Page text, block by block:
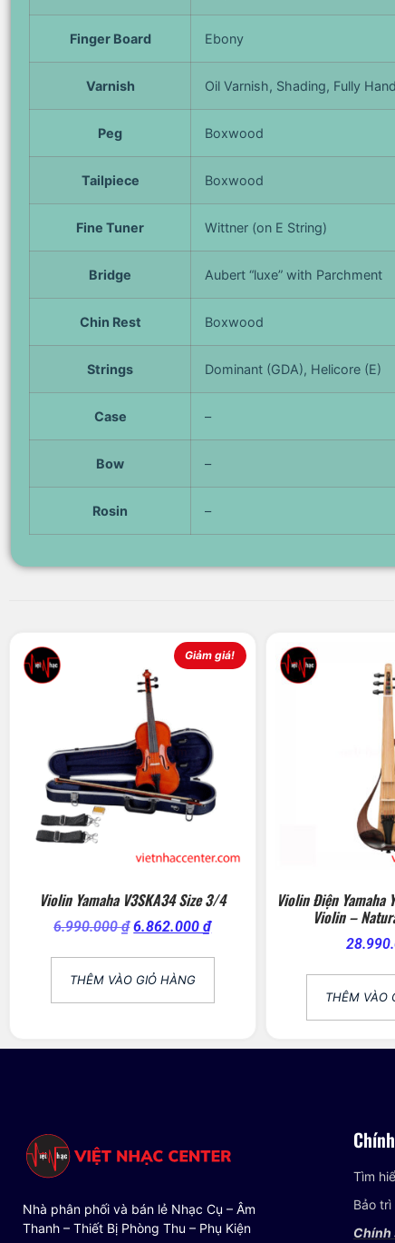
Finger Board Ebony
Varnish Oil Varnish, Shading, Fully
Peg Boxwood
Tailpiece Boxwood
Fine Tuner Wittner (on E String)
Bridge Aubert “luxe” with Parchment
Chin Rest Boxwood
Strings Dominant (GDA), Helicore (E)
Case –
Bow –
Rosin –
Giảm giá!
Violin Yamaha V3SKA34 Size 3/4
6.990.000₫ 6.862.000₫
THÊM VÀO GIỎ HÀNG
Violin Điện Yamaha
Violin –
THÊM VÀO
Nhà phân phối và bán lẻ Nhạc Cụ – Âm
Thanh – Thiết Bị Phòng Thu – Phụ Kiện
Tìm
Bảo
Chính